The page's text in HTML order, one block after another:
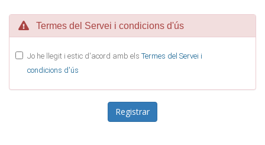
Termes del Servei i condicions d'ús
Jo he llegit i estic d'acord amb els Termes del Servei i
condicions d'ús